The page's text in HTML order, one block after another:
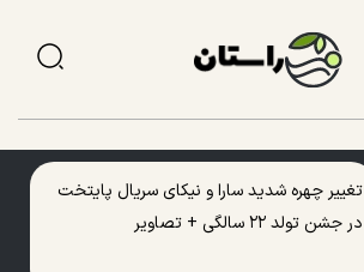
تغییر چهره شدید سارا و نیکای سریال پایتخت
در جشن تولد ۲۲ سالگی + تصاویر